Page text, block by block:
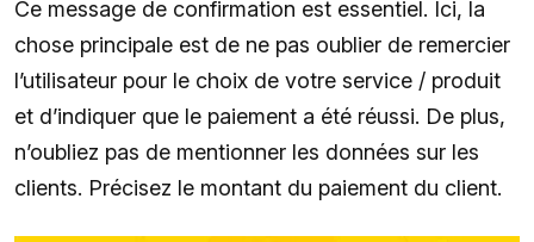
Ce message de confirmation est essentiel. Ici, la
chose principale est de ne pas oublier de remercier
l’utilisateur pour le choix de votre service / produit
et d’indiquer que le paiement a été réussi. De plus,
n’oubliez pas de mentionner les données sur les
clients. Précisez le montant du paiement du client.